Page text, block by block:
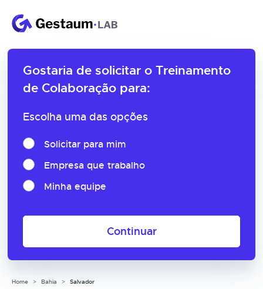
Gostaria de solicitar o Treinamento
de Colaboração para:
Escolha uma das opções
Solicitar para mim
Empresa que trabalho
Minha equipe
Continuar
Home Bahia Salvador